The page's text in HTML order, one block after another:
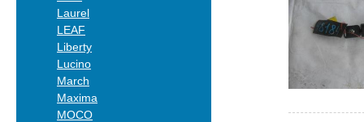
Laurel
LEAF
Liberty
Lucino
March
Maxima
MOCO